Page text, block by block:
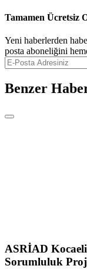
Tamamen Ücretsiz
Yeni haberlerden
posta aboneliğini
Benzer
ASRİAD Kocaeli
Sorumluluk